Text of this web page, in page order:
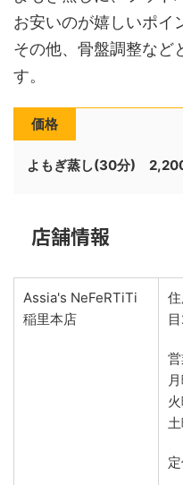
お安いのが嬉しいポイ
その他、骨盤調整など
す。
価格
よもぎ蒸し(30分)
店舗情報
Assia's NeFeRTiTi
稲里本店